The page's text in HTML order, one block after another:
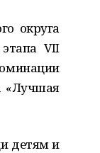
округа
VII
«Лучшая
детям и